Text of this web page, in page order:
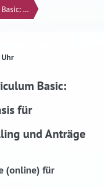
...
Basic:
für
und Anträge
(online) für